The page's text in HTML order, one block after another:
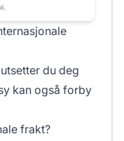
du deg
kan også forby
frakt?